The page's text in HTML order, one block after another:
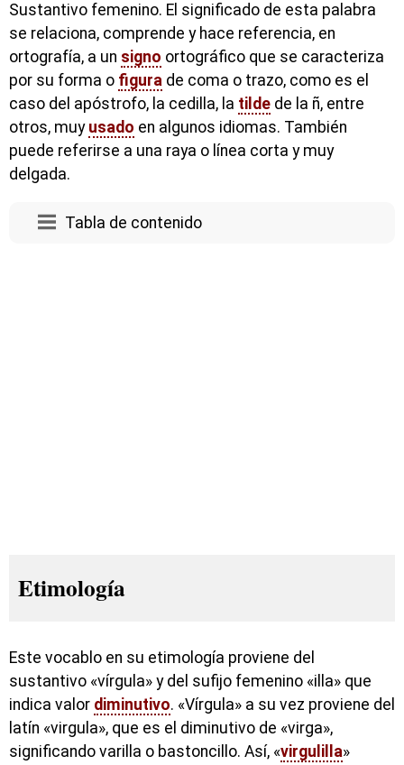
Sustantivo femenino. El significado de esta palabra
se relaciona, comprende y hace referencia, en
ortografía, a un signo ortográfico que se caracteriza
por su forma o figura de coma o trazo, como es el
caso del apóstrofo, la cedilla, la tilde de la ñ, entre
otros, muy usado en algunos idiomas. También
puede referirse a una raya o línea corta y muy
delgada.
Tabla de contenido
Etimología
Este vocablo en su etimología proviene del
sustantivo «vírgula» y del sufijo femenino «illa» que
indica valor diminutivo. «Vírgula» a su vez proviene del
latín «virgula», que es el diminutivo de «virga»,
significando varilla o bastoncillo. Así, «virgulilla»